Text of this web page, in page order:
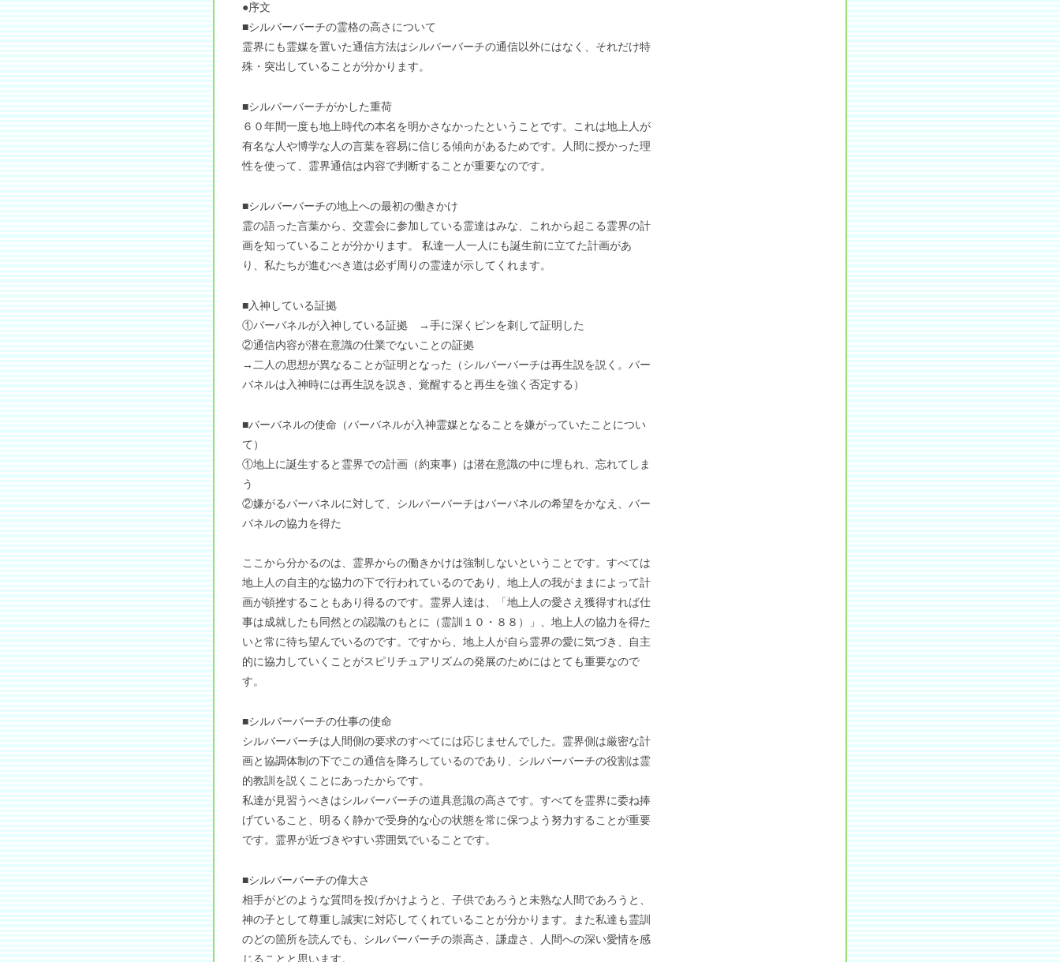
●序文
■シルバーバーチの霊格の高さについて
霊界にも霊媒を置いた通信方法はシルバーバーチの通信以外にはなく、それだけ特
殊・突出していることが分かります。
■シルバーバーチがかした重荷
６０年間一度も地上時代の本名を明かさなかったということです。これは地上人が
有名な人や博学な人の言葉を容易に信じる傾向があるためです。人間に授かった理
性を使って、霊界通信は内容で判断することが重要なのです。
■シルバーバーチの地上への最初の働きかけ
霊の語った言葉から、交霊会に参加している霊達はみな、これから起こる霊界の計
画を知っていることが分かります。 私達一人一人にも誕生前に立てた計画があ
り、私たちが進むべき道は必ず周りの霊達が示してくれます。
■入神している証拠
①バーバネルが入神している証拠 →手に深くピンを刺して証明した
②通信内容が潜在意識の仕業でないことの証拠
→二人の思想が異なることが証明となった（シルバーバーチは再生説を説く。バー
バネルは入神時には再生説を説き、覚醒すると再生を強く否定する）
■バーバネルの使命（バーバネルが入神霊媒となることを嫌がっていたことについ
て）
①地上に誕生すると霊界での計画（約束事）は潜在意識の中に埋もれ、忘れてしま
う
②嫌がるバーバネルに対して、シルバーバーチはバーバネルの希望をかなえ、バー
バネルの協力を得た
ここから分かるのは、霊界からの働きかけは強制しないということです。すべては
地上人の自主的な協力の下で行われているのであり、地上人の我がままによって計
画が頓挫することもあり得るのです。霊界人達は、「地上人の愛さえ獲得すれば仕
事は成就したも同然との認識のもとに（霊訓１０・８８）」、地上人の協力を得た
いと常に待ち望んでいるのです。ですから、地上人が自ら霊界の愛に気づき、自主
的に協力していくことがスピリチュアリズムの発展のためにはとても重要なので
す。
■シルバーバーチの仕事の使命
シルバーバーチは人間側の要求のすべてには応じませんでした。霊界側は厳密な計
画と協調体制の下でこの通信を降ろしているのであり、シルバーバーチの役割は霊
的教訓を説くことにあったからです。
私達が見習うべきはシルバーバーチの道具意識の高さです。すべてを霊界に委ね捧
げていること、明るく静かで受身的な心の状態を常に保つよう努力することが重要
です。霊界が近づきやすい雰囲気でいることです。
■シルバーバーチの偉大さ
相手がどのような質問を投げかけようと、子供であろうと未熟な人間であろうと、
神の子として尊重し誠実に対応してくれていることが分かります。また私達も霊訓
のどの箇所を読んでも、シルバーバーチの崇高さ、謙虚さ、人間への深い愛情を感
じることと思います。